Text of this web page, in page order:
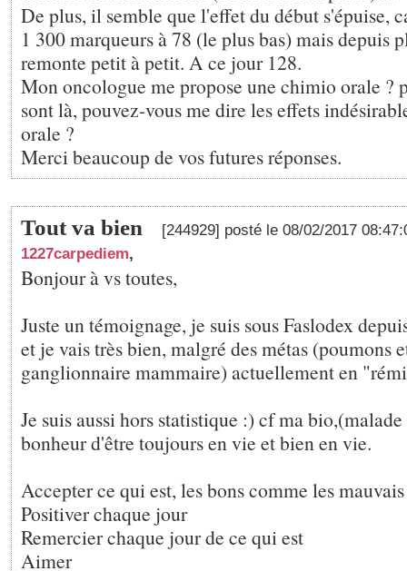
De plus, il semble que l'effet du début s'épuise,
1 300 marqueurs à 78 (le plus bas) mais depuis
remonte petit à petit. A ce jour 128.
Mon oncologue me propose une chimio orale ?
sont là, pouvez-vous me dire les effets
orale ?
Merci beaucoup de vos futures réponses.
Tout va bien
[244929] posté le 08/02/2017
1227carpediem,
Bonjour à vs toutes,
Juste un témoignage, je suis sous Faslodex
et je vais très bien, malgré des métas (poumons
ganglionnaire mammaire) actuellement en
Je suis aussi hors statistique :) cf ma
bonheur d'être toujours en vie et bien en vie.
Accepter ce qui est, les bons comme les
Positiver chaque jour
Remercier chaque jour de ce qui est
Aimer